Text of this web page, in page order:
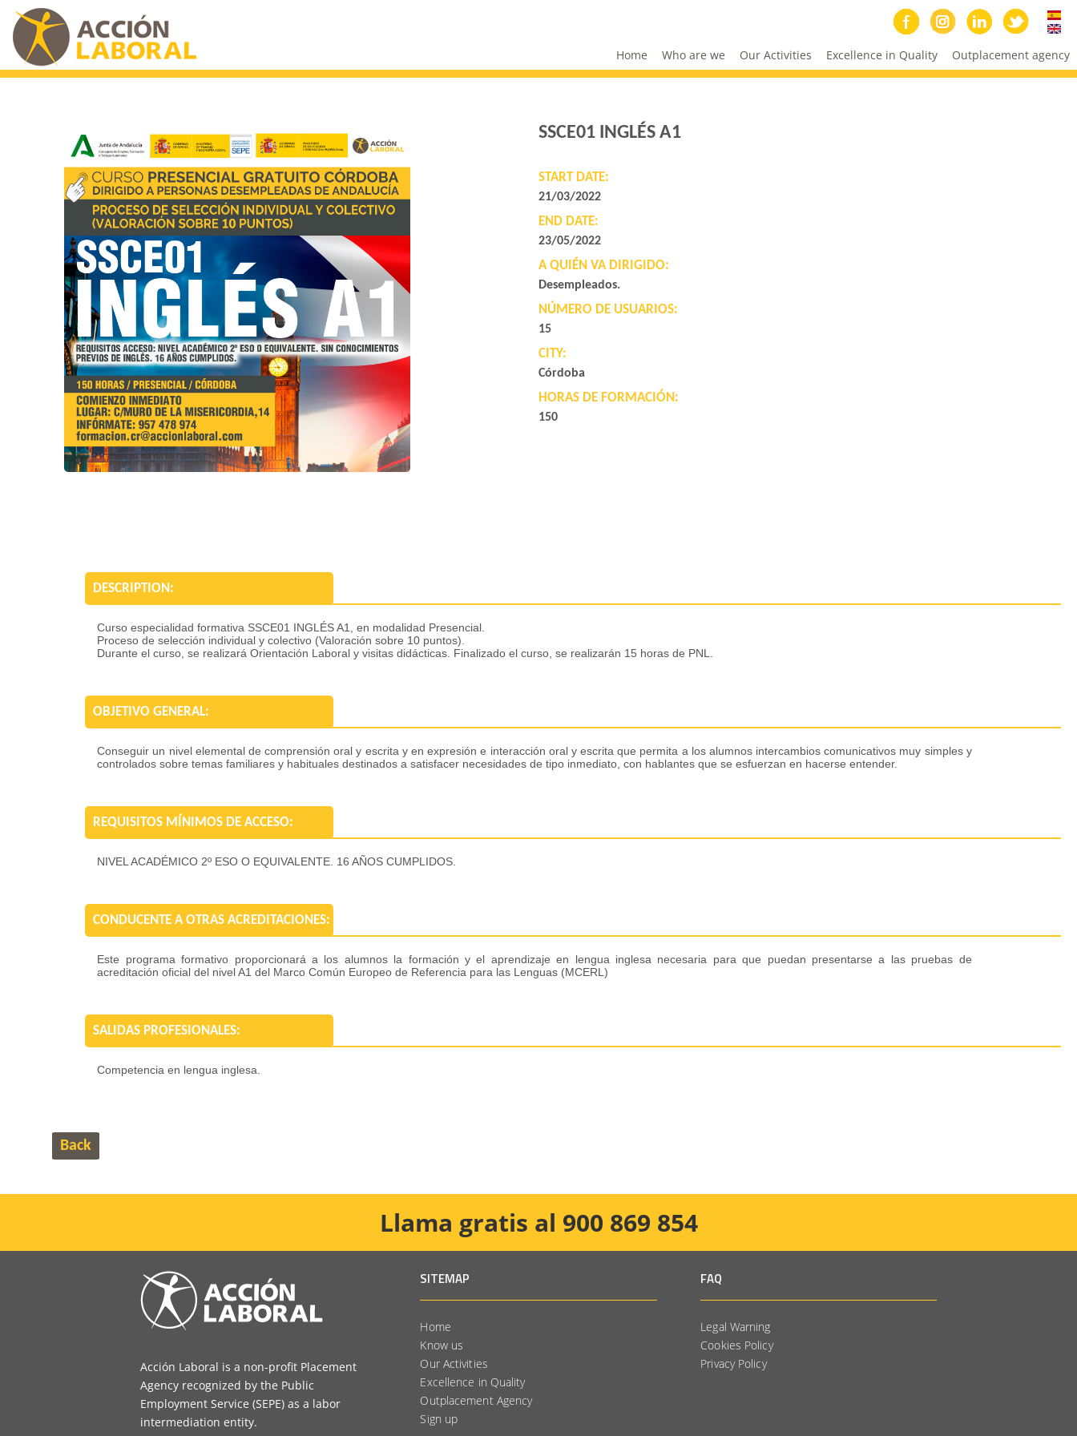
Home Who are we Our Activities Excellence in Quality Outplacement agency
SSCE01 INGLÉS A1
START DATE:
21/03/2022
END DATE:
23/05/2022
A QUIÉN VA DIRIGIDO:
Desempleados.
NÚMERO DE USUARIOS:
15
CITY:
Córdoba
HORAS DE FORMACIÓN:
150
DESCRIPTION:
Curso especialidad formativa SSCE01 INGLÉS A1, en modalidad Presencial.
Proceso de selección individual y colectivo (Valoración sobre 10 puntos).
Durante el curso, se realizará Orientación Laboral y visitas didácticas. Finalizado el curso, se realizarán 15 horas de PNL.
OBJETIVO GENERAL:
Conseguir un nivel elemental de comprensión oral y escrita y en expresión e interacción oral y escrita que permita a los alumnos intercambios comunicativos muy simples y
controlados sobre temas familiares y habituales destinados a satisfacer necesidades de tipo inmediato, con hablantes que se esfuerzan en hacerse entender.
REQUISITOS MÍNIMOS DE ACCESO:
NIVEL ACADÉMICO 2º ESO O EQUIVALENTE. 16 AÑOS CUMPLIDOS.
CONDUCENTE A OTRAS ACREDITACIONES:
Este programa formativo proporcionará a los alumnos la formación y el aprendizaje en lengua inglesa necesaria para que puedan presentarse a las pruebas de
acreditación oficial del nivel A1 del Marco Común Europeo de Referencia para las Lenguas (MCERL)
SALIDAS PROFESIONALES:
Competencia en lengua inglesa.
Back
Llama gratis al 900 869 854
Acción Laboral is a non-profit Placement
Agency recognized by the Public
Employment Service (SEPE) as a labor
intermediation entity.
SITEMAP
Home
Know us
Our Activities
Excellence in Quality
Outplacement Agency
Sign up
FAQ
Legal Warning
Cookies Policy
Privacy Policy